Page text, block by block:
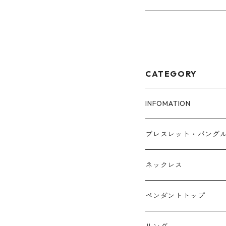
CATEGORY
INFOMATION
ブレスレットサイズ
FAQ
浄化とパワーチャージ
ブレスレット・バング
アゼツライト
ローズクォーツ
ネックレス
マラカイト
ペンダントトップ